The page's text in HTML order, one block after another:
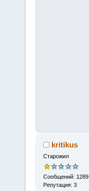
kritikus
Старожил
Сообщений: 1289
Репутация: 3